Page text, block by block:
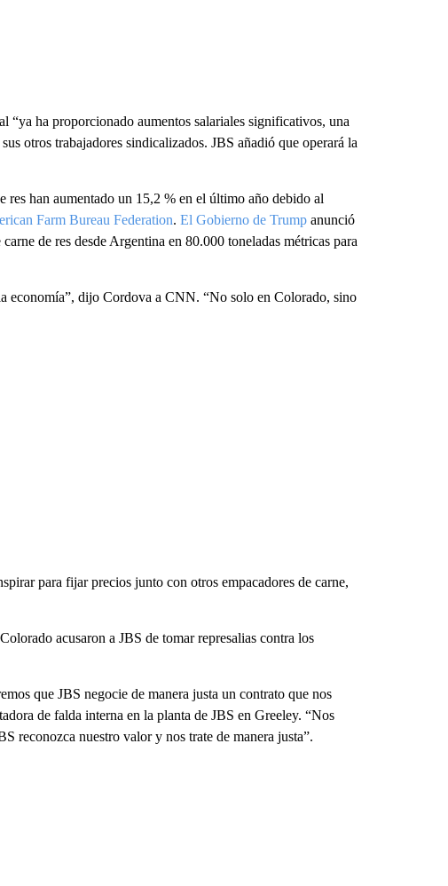
ha proporcionado aumentos salariales significativos, una
otros trabajadores sindicalizados. JBS añadió que operará la
res han aumentado un 15,2 % en el último año debido al
Farm Bureau Federation. El Gobierno de Trumpanunció
de res desde Argentina en 80.000 toneladas métricas para
economía”, dijo Cordova a CNN. “No solo en Colorado, sino
para fijar precios junto con otros empacadores de carne,
acusaron a JBS de tomar represalias contra los
que JBS negocie de manera justa un contrato que nos
de falda interna en la planta de JBS en Greeley. “Nos
reconozca nuestro valor y nos trate de manera justa”.